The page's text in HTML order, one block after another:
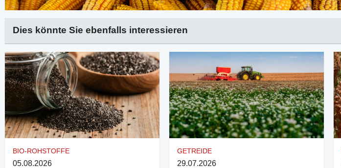
Dies könnte Sie ebenfalls interessieren
BIO-ROHSTOFFE
05.08.2026
GETREIDE
29.07.2026